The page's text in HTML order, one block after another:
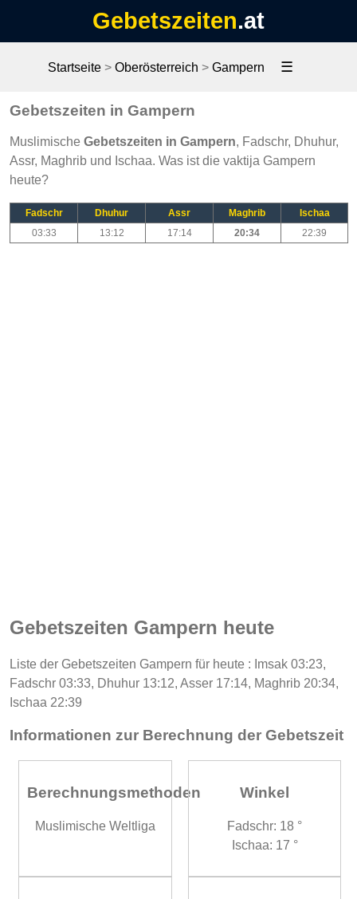
Gebetszeiten.at
Startseite > Oberösterreich > Gampern ☰
Gebetszeiten in Gampern
Muslimische Gebetszeiten in Gampern, Fadschr, Dhuhur,
Assr, Maghrib und Ischaa. Was ist die vaktija Gampern
heute?
Fadschr Dhuhur Assr Maghrib
Ischaa
03:33
13:12 17:14 20:34 22:39
Gebetszeiten Gampern heute
Liste der Gebetszeiten Gampern für heute : Imsak 03:23,
Fadschr 03:33, Dhuhur 13:12, Asser 17:14, Maghrib 20:34,
Ischaa 22:39
Informationen zur Berechnung der Gebetszeit
Berechnungsmethoden
Muslimische Weltliga
Winkel
Fadschr: 18 °
Ischaa: 17 °